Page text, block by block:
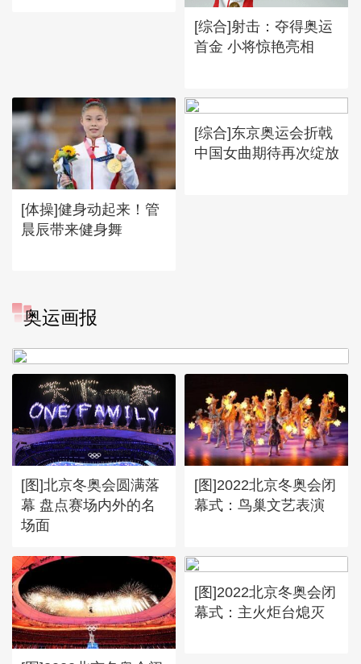
[综合]射击：夺得奥运
首金 小将惊艳亮相
[体操]健身动起来！管
晨辰带来健身舞
[综合]东京奥运会折戟
中国女曲期待再次绽放
奥运画报
[图]冬奥会冬残奥会表彰大会
[图]北京冬奥会圆满落
幕 盘点赛场内外的名
场面
[图]2022北京冬奥会闭
幕式：鸟巢文艺表演
[图]2022北京冬奥会闭
幕式：主火炬台熄灭